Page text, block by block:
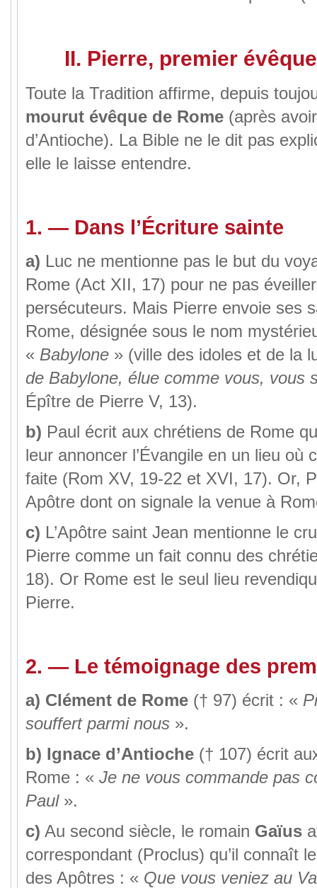
II. Pierre, premier
Toute la Tradition affirme, depuis
mourut évêque de Rome(après
d’Antioche). La Bible ne le dit pas
elle le laisse entendre.
1. — Dans l’Écriture sainte
a) Luc ne mentionne pas le but du
Rome (Act XII, 17) pour ne pas
persécuteurs. Mais Pierre envoie ses
Rome, désignée sous le nom
« Babylone» (ville des idoles et de la
de Babylone, élue comme vous, vous
Épître de Pierre V, 13).
b) Paul écrit aux chrétiens de Rome
leur annoncer l’Évangile en un lieu où
faite (Rom XV, 19-22 et XVI, 17). Or,
Apôtre dont on signale la venue à
c) L’Apôtre saint Jean mentionne le
Pierre comme un fait connu des
18). Or Rome est le seul lieu
Pierre.
2. — Le témoignage des
a) Clément de Rome(† 97) écrit : «
souffert parmi nous».
b) Ignace d’Antioche(† 107) écrit
Rome : « Je ne vous commande pas
Paul».
c) Au second siècle, le romain Gaïus
correspondant (Proclus) qu’il connaît
des Apôtres : « Que vous veniez au